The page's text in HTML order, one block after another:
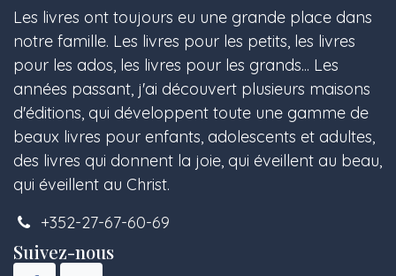
Les livres ont toujours eu une grande place dans
notre famille. Les livres pour les petits, les livres
pour les ados, les livres pour les grands... Les
années passant, j'ai découvert plusieurs maisons
d'éditions, qui développent toute une gamme de
beaux livres pour enfants, adolescents et adultes,
des livres qui donnent la joie, qui éveillent au beau,
qui éveillent au Christ.
+352-27-67-60-69
Suivez-nous